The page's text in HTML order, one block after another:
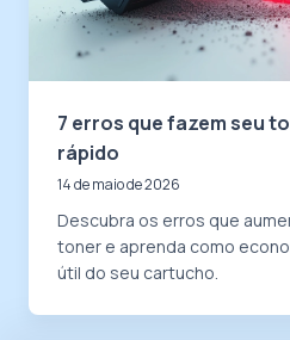
7 erros que fazem seu
rápido
14 de maio de 2026
Descubra os erros que
toner e aprenda como
útil do seu cartucho.